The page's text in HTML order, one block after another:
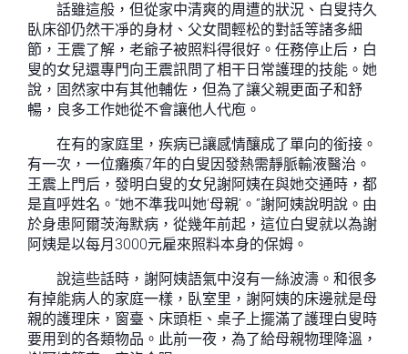
話雖這般，但從家中清爽的周遭的狀況、白叟持久
臥床卻仍然干凈的身材、父女間輕松的對話等諸多細
節，王震了解，老爺子被照料得很好。任務停止后，白
叟的女兒還專門向王震訊問了相干日常護理的技能。她
說，固然家中有其他輔佐，但為了讓父親更面子和舒
暢，良多工作她從不會讓他人代庖。
在有的家庭里，疾病已讓感情釀成了單向的銜接。
有一次，一位癱瘓7年的白叟因發熱需靜脈輸液醫治。
王震上門后，發明白叟的女兒謝阿姨在與她交通時，都
是直呼姓名。“她不準我叫她‘母親’。”謝阿姨說明說。由
於身患阿爾茨海默病，從幾年前起，這位白叟就以為謝
阿姨是以每月3000元雇來照料本身的保姆。
說這些話時，謝阿姨語氣中沒有一絲波濤。和很多
有掉能病人的家庭一樣，臥室里，謝阿姨的床邊就是母
親的護理床，窗臺、床頭柜、桌子上擺滿了護理白叟時
要用到的各類物品。此前一夜，為了給母親物理降溫，